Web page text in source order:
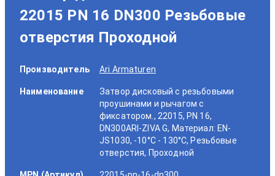
22015 PN 16 DN300 Резьбовые
отверстия Проходной
Производитель Ari Armaturen
Наименование
Затвор дисковый с резьбовыми
проушинами и рычагом с
фиксатором., 22015, PN 16,
DN300ARI-ZIVA G, Материал: EN-
JS1030, -10°C - 130°C, Резьбовые
отверстия, Проходной